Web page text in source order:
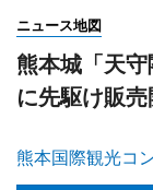
ニュース地図
熊本城「天
に先駆け販
熊本国際観光コ